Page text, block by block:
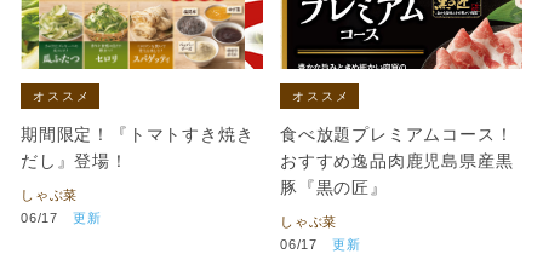
オススメ
期間限定！『トマトすき焼き
だし』登場！
しゃぶ菜
06/17
更新
オススメ
食べ放題プレミアムコース！
おすすめ逸品肉鹿児島県産黒
豚『黒の匠』
しゃぶ菜
06/17
更新